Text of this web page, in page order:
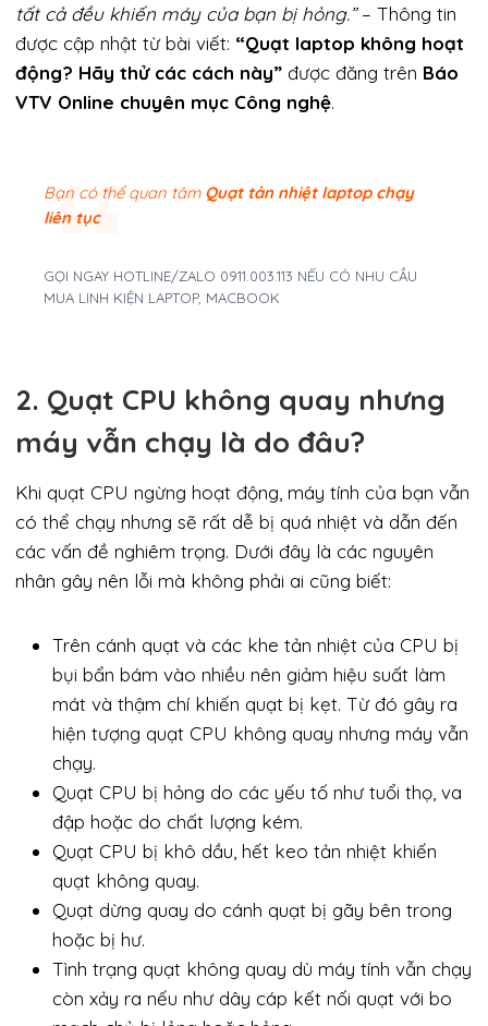
tất cả đều khiến máy của bạn bị hỏng.”– Thông tin
được cập nhật từ bài viết: “Quạt laptop không hoạt
động? Hãy thử các cách này” được đăng trên Báo
VTV Online chuyên mục Công nghệ.
Bạn có thể quan tâm Quạt tản nhiệt laptop chạy
liên tục
GỌI NGAY HOTLINE/ZALO 0911.003.113 NẾU CÓ NHU CẦU
MUA LINH KIỆN LAPTOP, MACBOOK
2. Quạt CPU không quay nhưng
máy vẫn chạy là do đâu?
Khi quạt CPU ngừng hoạt động, máy tính của bạn vẫn
có thể chạy nhưng sẽ rất dễ bị quá nhiệt và dẫn đến
các vấn đề nghiêm trọng. Dưới đây là các nguyên
nhân gây nên lỗi mà không phải ai cũng biết:
Trên cánh quạt và các khe tản nhiệt của CPU bị
bụi bẩn bám vào nhiều nên giảm hiệu suất làm
mát và thậm chí khiến quạt bị kẹt. Từ đó gây ra
hiện tượng quạt CPU không quay nhưng máy vẫn
chạy.
Quạt CPU bị hỏng do các yếu tố như tuổi thọ, va
đập hoặc do chất lượng kém.
Quạt CPU bị khô dầu, hết keo tản nhiệt khiến
quạt không quay.
Quạt dừng quay do cánh quạt bị gãy bên trong
hoặc bị hư.
Tình trạng quạt không quay dù máy tính vẫn chạy
còn xảy ra nếu như dây cáp kết nối quạt với bo